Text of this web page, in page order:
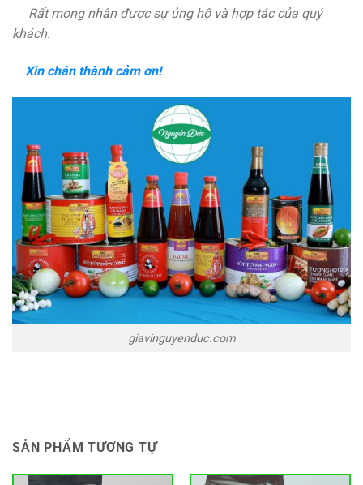
Rất mong nhận được sự ủng hộ và hợp tác của quý
khách.
Xin chân thành cảm ơn!
giavinguyenduc.com
SẢN PHẨM TƯƠNG TỰ